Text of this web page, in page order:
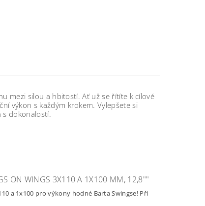
mezi silou a hbitostí. Ať už se řítíte k cílové
výkon s každým krokem. Vylepšete si
s dokonalostí.
ON WINGS 3X110 A 1X100 MM, 12,8""
a 1x100 pro výkony hodné Barta Swingse! Při